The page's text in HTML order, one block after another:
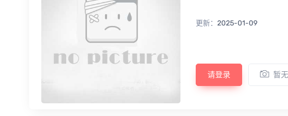
更新： 2025-01-09
请登录 暂